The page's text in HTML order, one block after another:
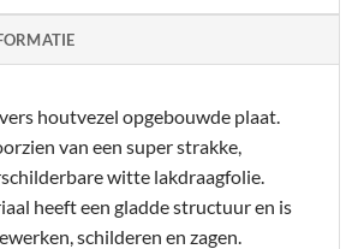
houtvezel opgebouwde plaat.
van een super strakke,
witte lakdraagfolie.
heeft een gladde structuur en is
schilderen en zagen.